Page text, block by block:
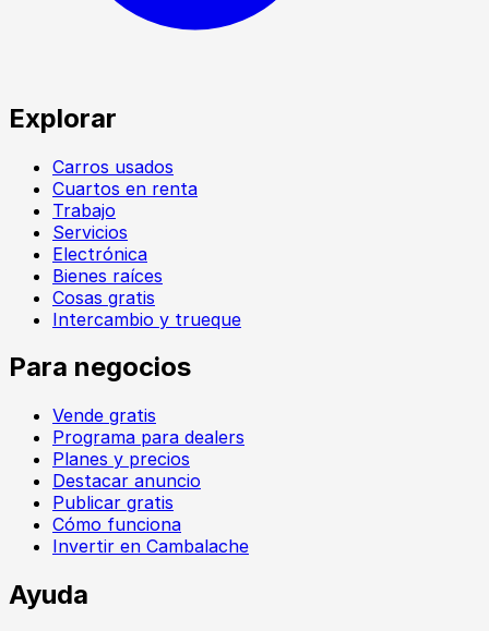
Explorar
Carros usados
Cuartos en renta
Trabajo
Servicios
Electrónica
Bienes raíces
Cosas gratis
Intercambio y trueque
Para negocios
Vende gratis
Programa para dealers
Planes y precios
Destacar anuncio
Publicar gratis
Cómo funciona
Invertir en Cambalache
Ayuda